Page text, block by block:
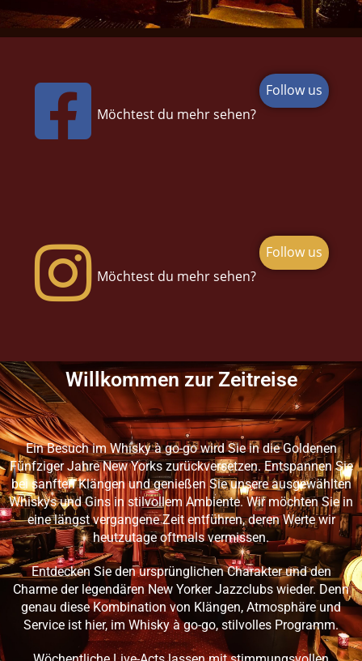
Möchtest du mehr sehen?
Follow us
Möchtest du mehr sehen?
Follow us
Willkommen zur Zeitreise
Ein Besuch im Whisky à go-go wird Sie in die Goldenen
Fünfziger Jahre New Yorks zurückversetzen. Entspannen Sie
bei sanften Klängen und genießen Sie unsere ausgewählten
Whiskys und Gins in stilvollem Ambiente. Wir möchten Sie in
eine längst vergangene Zeit entführen, deren Werte wir
heutzutage oftmals vermissen.
Entdecken Sie den ursprünglichen Charakter und den
Charme der legendären New Yorker Jazzclubs wieder. Denn
genau diese Kombination von Klängen, Atmosphäre und
Service ist hier, im Whisky à go-go, stilvolles Programm.